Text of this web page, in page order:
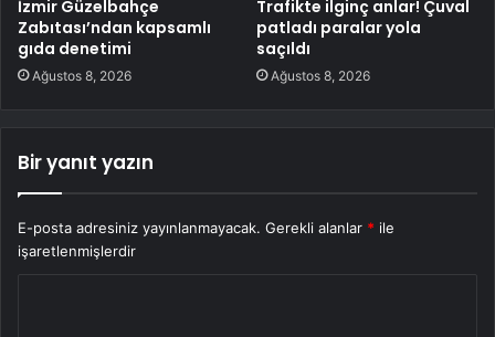
İzmir Güzelbahçe
Zabıtası’ndan kapsamlı
gıda denetimi
Ağustos 8, 2026
Trafikte ilginç anlar! Çuval
patladı paralar yola
saçıldı
Ağustos 8, 2026
Bir yanıt yazın
E-posta adresiniz yayınlanmayacak. Gerekli alanlar * ile
işaretlenmişlerdir